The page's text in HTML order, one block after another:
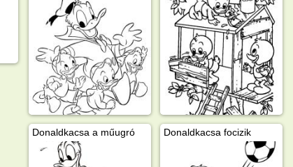
Donaldkacsa a műugró Donaldkacsa focizik